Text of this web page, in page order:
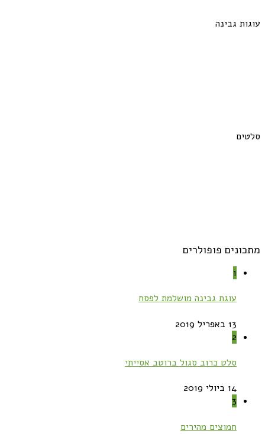
עוגות גבינה
סלטים
מתכונים פופולרים
1
עוגת גבינה מושלמת לפסח
13 באפריל 2019
2
סלט כרוב סגול ברוטב אסייתי
14 ביולי 2019
3
חמוצים מהירים